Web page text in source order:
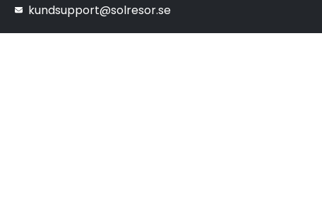
kundsupport@solresor.se